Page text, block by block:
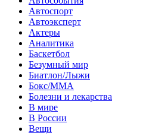
Автоспорт
Автоэксперт
Актеры
Аналитика
Баскетбол
Безумный мир
Биатлон/Лыжи
Бокс/MMA
Болезни и лекарства
В мире
В России
Вещи